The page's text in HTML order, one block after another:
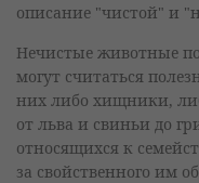
описание "чистой" и
Нечистые животные
могут считаться
них либо хищники,
от льва и свиньи до
относящихся к
за свойственного им